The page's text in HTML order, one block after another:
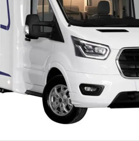
di aver ricevuto oltre
dei clienti.
fiducia e supporto continuo!
Ferrara: 1h30 circa in auto
sanificati e accessoriati
sorprese
immediato
via telefono o WhatsApp